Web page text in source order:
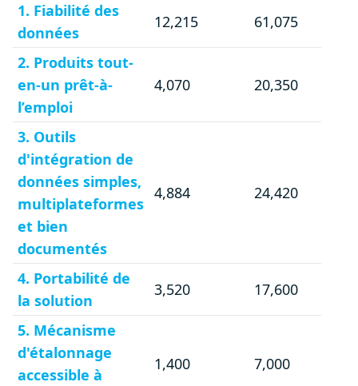
1. Fiabilité des
données
12,215 61,075
2. Produits tout-
en-un prêt-à-
l’emploi
4,070 20,350
3. Outils
d'intégration de
données simples,
multiplateformes
et bien
documentés
4,884 24,420
4. Portabilité de
la solution
3,520 17,600
5. Mécanisme
d'étalonnage
accessible à
1,400 7,000